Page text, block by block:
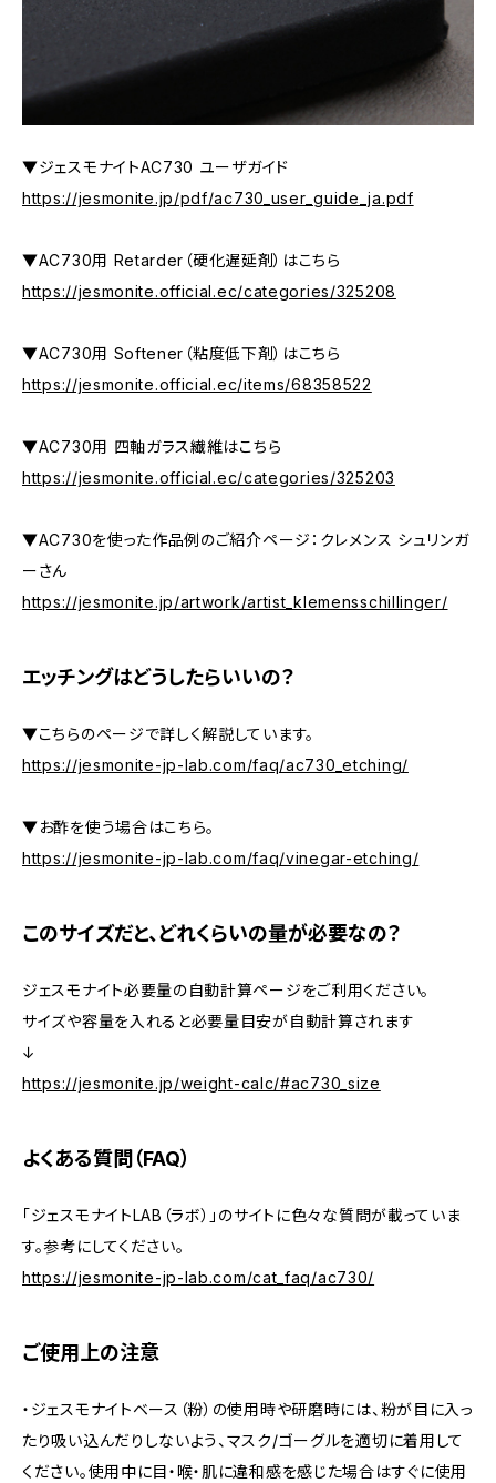
▼ジェスモナイトAC730 ユーザガイド
https://jesmonite.jp/pdf/ac730_user_guide_ja.pdf
▼AC730用 Retarder（硬化遅延剤）はこちら
https://jesmonite.official.ec/categories/325208
▼AC730用 Softener（粘度低下剤）はこちら
https://jesmonite.official.ec/items/68358522
▼AC730用 四軸ガラス繊維はこちら
https://jesmonite.official.ec/categories/325203
▼AC730を使った作品例のご紹介ページ：クレメンス シュリンガ
ーさん
https://jesmonite.jp/artwork/artist_klemensschillinger/
エッチングはどうしたらいいの？
▼こちらのページで詳しく解説しています。
https://jesmonite-jp-lab.com/faq/ac730_etching/
▼お酢を使う場合はこちら。
https://jesmonite-jp-lab.com/faq/vinegar-etching/
このサイズだと、どれくらいの量が必要なの？
ジェスモナイト必要量の自動計算ページをご利用ください。
サイズや容量を入れると必要量目安が自動計算されます
↓
https://jesmonite.jp/weight-calc/#ac730_size
よくある質問（FAQ）
「ジェスモナイトLAB（ラボ）」のサイトに色々な質問が載っていま
す。参考にしてください。
https://jesmonite-jp-lab.com/cat_faq/ac730/
ご使用上の注意
・ジェスモナイトベース（粉）の使用時や研磨時には、粉が目に入っ
たり吸い込んだりしないよう、マスク/ゴーグルを適切に着用して
ください。使用中に目・喉・肌に違和感を感じた場合はすぐに使用